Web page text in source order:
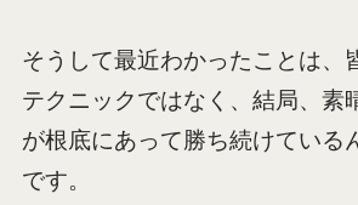
そうして最近わかったことは、
テクニックではなく、結局、素
が根底にあって勝ち続けている
です。